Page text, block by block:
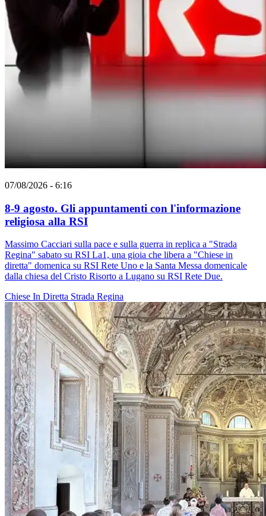
07/08/2026 - 6:16
8-9 agosto. Gli appuntamenti con l'informazione
religiosa alla RSI
Massimo Cacciari sulla pace e sulla guerra in replica a "Strada
Regina" sabato su RSI La1, una gioia che libera a "Chiese in
diretta" domenica su RSI Rete Uno e la Santa Messa domenicale
dalla chiesa del Cristo Risorto a Lugano su RSI Rete Due.
Chiese In Diretta Strada Regina